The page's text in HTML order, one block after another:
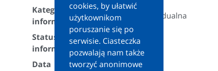
Kategoria
informacji:
Interpretacja indywidualna
Status
informacji:
Aktualna
Data
cookies, by ułatwić
użytkownikom
poruszanie się po
serwisie. Ciasteczka
pozwalają nam także
tworzyć anonimowe